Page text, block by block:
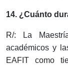
14. ¿Cuánto
R/: La
académicos y
EAFIT como